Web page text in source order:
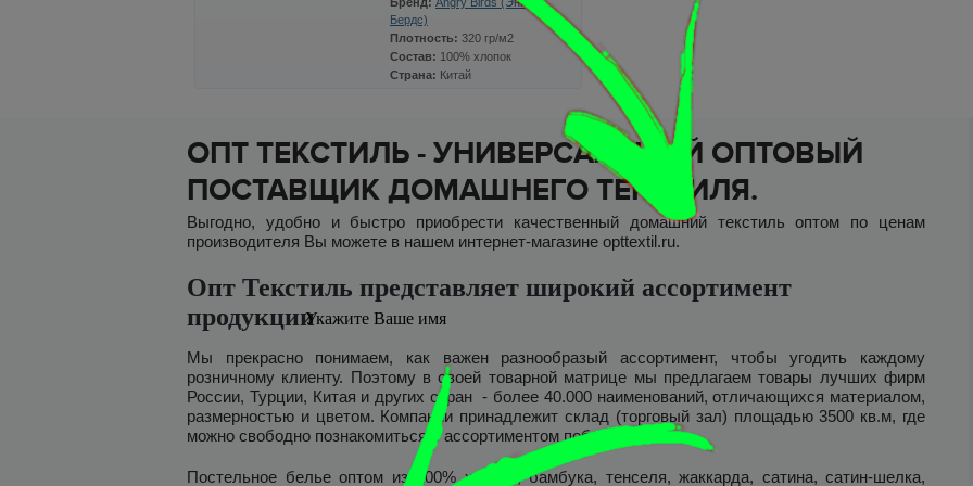
Бердс)
Плотность: 320 гр/м2
Состав: 100% хлопок
Страна: Китай
СТОП ЦЕНА
Размер: 50*100 см.
Артикул: ПМ-1АВ
129 x
Цена Количество
ОПТ ТЕКСТИЛЬ - УНИВЕРСАЛЬНЫЙ ОПТОВЫЙ
ПОСТАВЩИК ДОМАШНЕГО ТЕКСТИЛЯ.
Выгодно, удобно и быстро приобрести качественный домашний текстиль оптом по ценам
производителя Вы можете в нашем интернет-магазине opttextil.ru.
Опт Текстиль представляет широкий ассортимент
продукции
Мы прекрасно понимаем, как важен разнообразый ассортимент, чтобы угодить каждому
розничному клиенту. Поэтому в своей товарной матрице мы предлагаем товары лучших фирм
России, Турции, Китая и других стран - более 40.000 наименований, отличающихся материалом,
размерностью и цветом. Компании принадлежит склад (торговый зал) площадью 3500 кв.м, где
можно свободно познакомиться с ассортиментом поближе.
Постельное белье оптом из 100% хлопка, бамбука, тенселя, жаккарда, сатина, сатин-шелка,
Укажите Ваше имя